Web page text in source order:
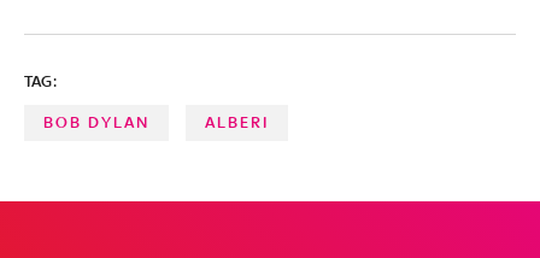
biopic A Complete Unknown, dove Timothée Chalamet
TAG:
BOB DYLAN ALBERI